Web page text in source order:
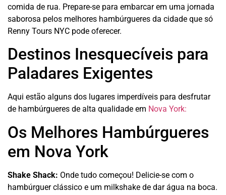
comida de rua. Prepare-se para embarcar em uma jornada
saborosa pelos melhores hambúrgueres da cidade que só
Renny Tours NYC pode oferecer.
Destinos Inesquecíveis para
Paladares Exigentes
Aqui estão alguns dos lugares imperdíveis para desfrutar
de hambúrgueres de alta qualidade em Nova York:
Os Melhores Hambúrgueres
em Nova York
Shake Shack: Onde tudo começou! Delicie-se com o
hambúrguer clássico e um milkshake de dar água na boca.